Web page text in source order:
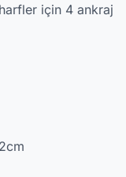
için 4 ankraj